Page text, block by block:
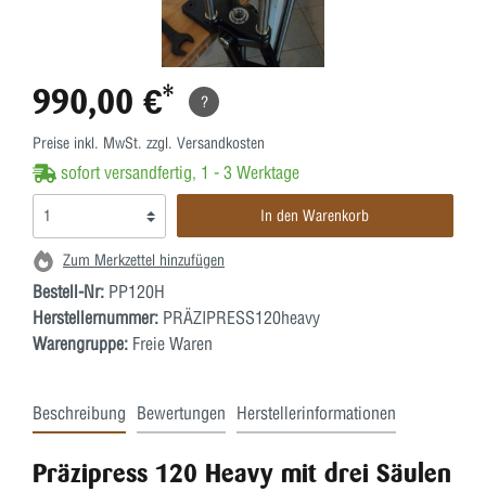
990,00 €* ?
Preise inkl. MwSt. zzgl. Versandkosten
sofort versandfertig, 1 - 3 Werktage
In den Warenkorb
Zum Merkzettel hinzufügen
Bestell-Nr: PP120H
Herstellernummer: PRÄZIPRESS120heavy
Warengruppe: Freie Waren
Beschreibung Bewertungen Herstellerinformationen
Präzipress 120 Heavy mit drei Säulen